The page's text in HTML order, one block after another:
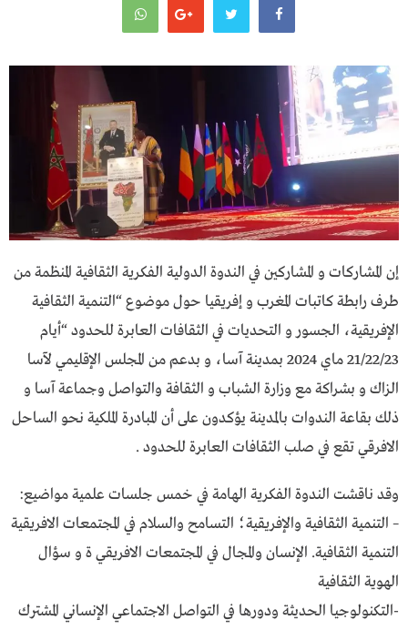
إن المشاركات و المشاركين في الندوة الدولية الفكرية الثقافية المنظمة من
طرف رابطة كاتبات المغرب و إفريقيا حول موضوع “التنمية الثقافية
الإفريقية، الجسور و التحديات في الثقافات العابرة للحدود “أيام
21/22/23 ماي 2024 بمدينة آسا، و بدعم من المجلس الإقليمي لآسا
الزاك و بشراكة مع وزارة الشباب و الثقافة والتواصل وجماعة آسا و
ذلك بقاعة الندوات بالمدينة يؤكدون على أن المبادرة الملكية نحو الساحل
الافرقي تقع في صلب الثقافات العابرة للحدود .
وقد ناقشت الندوة الفكرية الهامة في خمس جلسات علمية مواضيع:
– التنمية الثقافية والإفريقية؛ التسامح والسلام في المجتمعات الافريقية
التنمية الثقافية. الإنسان والمجال في المجتمعات الافريقي ة و سؤال
الهوية الثقافية
-التكنولوجيا الحديثة ودورها في التواصل الاجتماعي الإنساني المشترك